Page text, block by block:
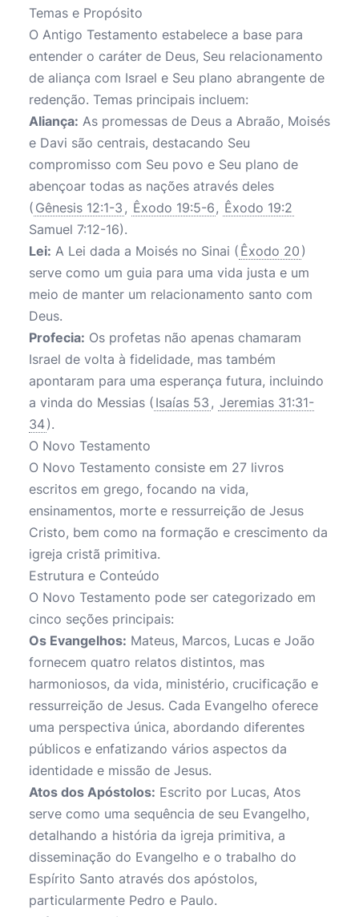
Temas e Propósito
O Antigo Testamento estabelece a base para
entender o caráter de Deus, Seu relacionamento
de aliança com Israel e Seu plano abrangente de
redenção. Temas principais incluem:
Aliança: As promessas de Deus a Abraão, Moisés
e Davi são centrais, destacando Seu
compromisso com Seu povo e Seu plano de
abençoar todas as nações através deles
( Gênesis 12:1-3 , Êxodo 19:5-6, Êxodo 19:2
Samuel 7:12-16).
Lei: A Lei dada a Moisés no Sinai ( Êxodo 20 )
serve como um guia para uma vida justa e um
meio de manter um relacionamento santo com
Deus.
Profecia: Os profetas não apenas chamaram
Israel de volta à fidelidade, mas também
apontaram para uma esperança futura, incluindo
a vinda do Messias ( Isaías 53 , Jeremias 31:31-
34).
O Novo Testamento
O Novo Testamento consiste em 27 livros
escritos em grego, focando na vida,
ensinamentos, morte e ressurreição de Jesus
Cristo, bem como na formação e crescimento da
igreja cristã primitiva.
Estrutura e Conteúdo
O Novo Testamento pode ser categorizado em
cinco seções principais:
Os Evangelhos: Mateus, Marcos, Lucas e João
fornecem quatro relatos distintos, mas
harmoniosos, da vida, ministério, crucificação e
ressurreição de Jesus. Cada Evangelho oferece
uma perspectiva única, abordando diferentes
públicos e enfatizando vários aspectos da
identidade e missão de Jesus.
Atos dos Apóstolos: Escrito por Lucas, Atos
serve como uma sequência de seu Evangelho,
detalhando a história da igreja primitiva, a
disseminação do Evangelho e o trabalho do
Espírito Santo através dos apóstolos,
particularmente Pedro e Paulo.